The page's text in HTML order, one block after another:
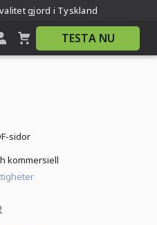
gjord i Tyskland
TESTA NU
sidor
kommersiell